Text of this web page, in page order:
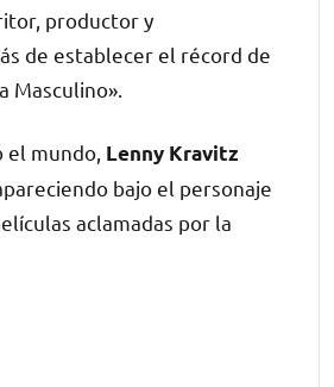
productor y
de establecer el récord de
Masculino».
mundo, Lenny Kravitz
bajo el personaje
aclamadas por la